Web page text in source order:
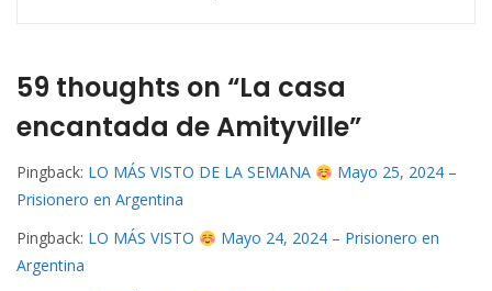
59 thoughts on “La casa
encantada de Amityville”
Pingback: LO MÁS VISTO DE LA SEMANA
Mayo 25, 2024 –
Prisionero en Argentina
Pingback: LO MÁS VISTO
Mayo 24, 2024 – Prisionero en
Argentina